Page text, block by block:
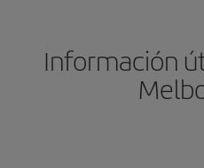
Información